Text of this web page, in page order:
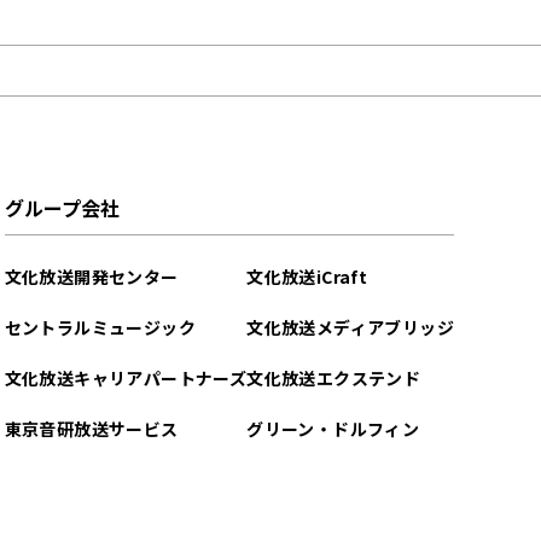
グループ会社
文化放送開発センター
セントラルミュージック
文化放送キャリアパートナーズ
東京音研放送サービス
文化放送iCraft
文化放送メディアブリッジ
文化放送エクステンド
グリーン・ドルフィン